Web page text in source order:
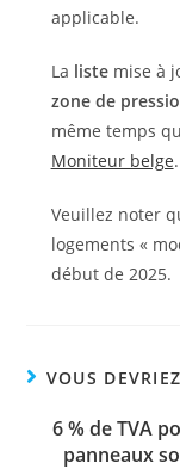
applicable.
La listemise à
zone de
même temps
Moniteur belge.
Veuillez noter
logements «
début de 2025.
VOUS
6 % de TVA
panneaux